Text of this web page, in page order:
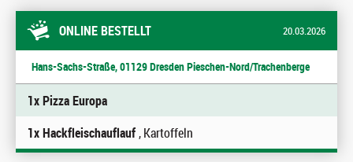
ONLINE BESTELLT 20.03.2026
Hans-Sachs-Straße, 01129 Dresden Pieschen-Nord/Trachenberge
1x Pizza Europa
1x Hackfleischauflauf, Kartoffeln